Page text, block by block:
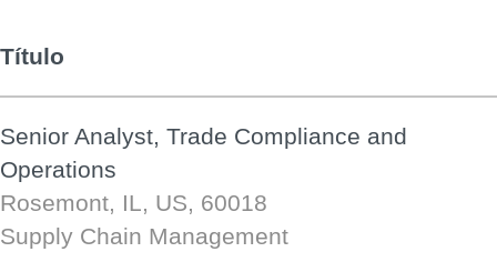
Título
Senior Analyst, Trade Compliance and
Operations
Rosemont, IL, US, 60018
Supply Chain Management